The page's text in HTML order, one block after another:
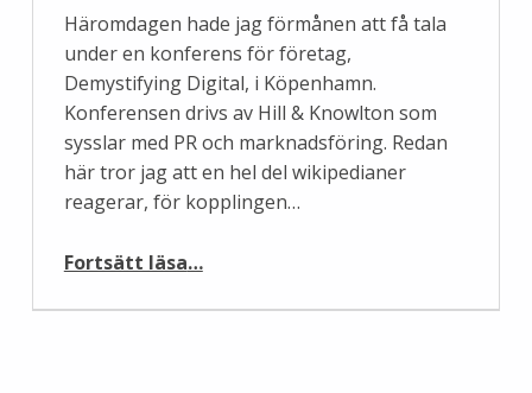
Häromdagen hade jag förmånen att få tala
under en konferens för företag,
Demystifying Digital, i Köpenhamn.
Konferensen drivs av Hill & Knowlton som
sysslar med PR och marknadsföring. Redan
här tror jag att en hel del wikipedianer
reagerar, för kopplingen…
Fortsätt läsa…